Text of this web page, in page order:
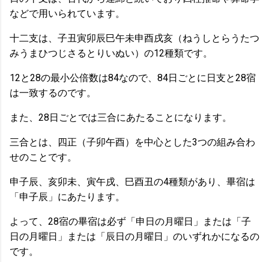
などで用いられています。
十二支は、子丑寅卯辰巳午未申酉戌亥（ねうしとらうたつ
みうまひつじさるとりいぬい）の12種類です。
12と28の最小公倍数は84なので、84日ごとに日支と28宿
は一致するのです。
また、28日ごとでは三合にあたることになります。
三合とは、四正（子卯午酉）を中心とした3つの組み合わ
せのことです。
申子辰、亥卯未、寅午戌、巳酉丑の4種類があり、畢宿は
「申子辰」にあたります。
よって、28宿の畢宿は必ず「申日の月曜日」または「子
日の月曜日」または「辰日の月曜日」のいずれかになるの
です。